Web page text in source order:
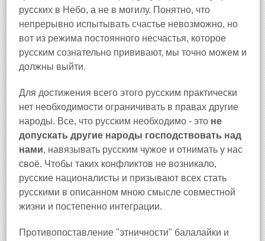
русских в Небо, а не в могилу. Понятно, что
непрерывно испытывать счастье невозможно, но
вот из режима постоянного несчастья, которое
русским сознательно прививают, мы точно можем и
должны выйти.
Для достижения всего этого русским практически
нет необходимости ограничивать в правах другие
народы. Все, что русским необходимо - это не
допускать другие народы господствовать над
нами, навязывать русским чужое и отнимать у нас
своё. Чтобы таких конфликтов не возникало,
русские националисты и призывают всех стать
русскими в описанном мною смысле совместной
жизни и постепенно интеграции.
Противопоставление "этничности" балалайки и